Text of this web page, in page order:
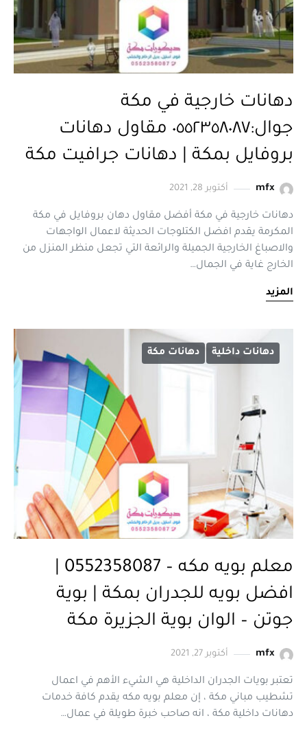
دهانات خارجية في مكة
جوال:٠٥٥٢٣٥٨٠٨٧ مقاول دهانات
بروفايل بمكة | دهانات جرافيت مكة
mfx أكتوبر 28, 2021
دهانات خارجية في مكة أفضل مقاول دهان بروفايل في مكة
المكرمة يقدم افضل الكتلوجات الحديثة لاعمال الواجهات
والاصباغ الخارجية الجميلة والرائعة التي تجعل منظر المنزل من
الخارج غاية في الجمال…
المزيد
دهانات داخلية دهانات مكة
افضل بويه للجدران بمكة | بوية
جوتن – الوان بوية الجزيرة مكة
mfx أكتوبر 27, 2021
تعتبر بويات الجدران الداخلية هي الشيء الأهم في اعمال
تشطيب مباني مكة ، إن معلم بويه مكه يقدم كافة خدمات
دهانات داخلية مكة ، انه صاحب خبرة طويلة في عمال…